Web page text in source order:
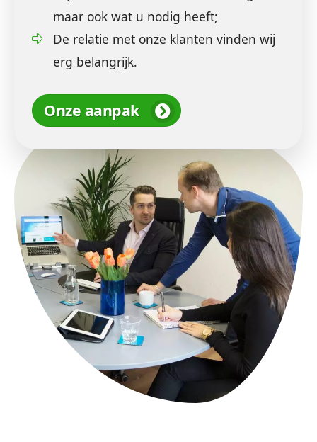
maar ook wat u nodig heeft;
De relatie met onze klanten vinden wij
erg belangrijk.
Onze aanpak